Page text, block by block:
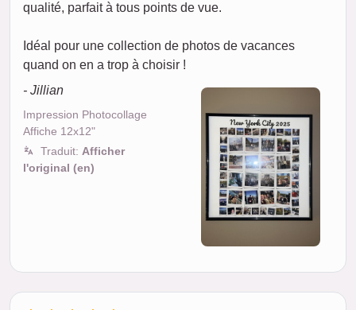
qualité, parfait à tous points de vue.
Idéal pour une collection de photos de vacances
quand on en a trop à choisir !
- Jillian
Impression Photocollage
Affiche 12x12"
Traduit: Afficher
l'original (en)